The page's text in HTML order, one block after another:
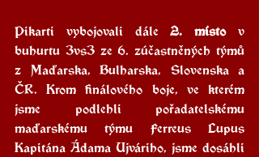
Pikarti vybojovali dále 2. místo v
buhurtu 3vs3 ze 6. zúčastněných týmů
z Maďarska, Bulharska, Slovenska a
ČR. Krom finálového boje, ve kterém
jsme podlehli pořadatelskému
maďarskému týmu Ferreus Lupus
Kapitána Ádama Ujváriho, jsme dosáhli